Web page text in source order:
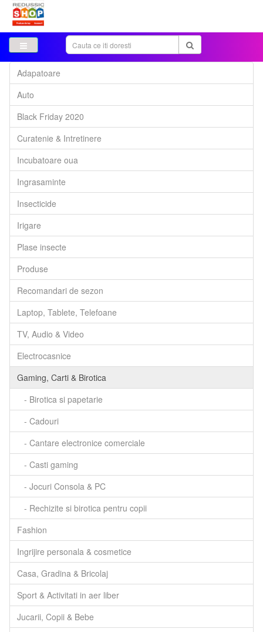
Adapatoare
Auto
Black Friday 2020
Curatenie & Intretinere
Incubatoare oua
Ingrasaminte
Insecticide
Irigare
Plase insecte
Produse
Recomandari de sezon
Laptop, Tablete, Telefoane
TV, Audio & Video
Electrocasnice
Gaming, Carti & Birotica
- Birotica si papetarie
- Cadouri
- Cantare electronice comerciale
- Casti gaming
- Jocuri Consola & PC
- Rechizite si birotica pentru copii
Fashion
Ingrijire personala & cosmetice
Casa, Gradina & Bricolaj
Sport & Activitati in aer liber
Jucarii, Copii & Bebe